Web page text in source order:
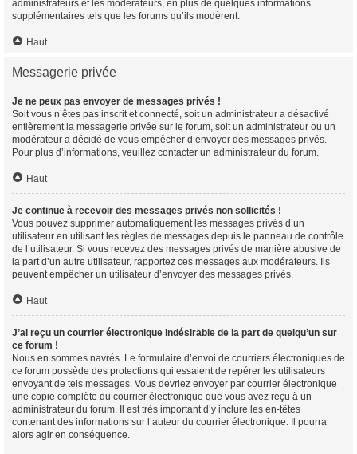
administrateurs et les modérateurs, en plus de quelques informations
supplémentaires tels que les forums qu’ils modèrent.
Haut
Messagerie privée
Je ne peux pas envoyer de messages privés !
Soit vous n’êtes pas inscrit et connecté, soit un administrateur a désactivé
entièrement la messagerie privée sur le forum, soit un administrateur ou un
modérateur a décidé de vous empêcher d’envoyer des messages privés.
Pour plus d’informations, veuillez contacter un administrateur du forum.
Haut
Je continue à recevoir des messages privés non sollicités !
Vous pouvez supprimer automatiquement les messages privés d’un
utilisateur en utilisant les règles de messages depuis le panneau de contrôle
de l’utilisateur. Si vous recevez des messages privés de manière abusive de
la part d’un autre utilisateur, rapportez ces messages aux modérateurs. Ils
peuvent empêcher un utilisateur d’envoyer des messages privés.
Haut
J’ai reçu un courrier électronique indésirable de la part de quelqu’un sur
ce forum !
Nous en sommes navrés. Le formulaire d’envoi de courriers électroniques de
ce forum possède des protections qui essaient de repérer les utilisateurs
envoyant de tels messages. Vous devriez envoyer par courrier électronique
une copie complète du courrier électronique que vous avez reçu à un
administrateur du forum. Il est très important d’y inclure les en-têtes
contenant des informations sur l’auteur du courrier électronique. Il pourra
alors agir en conséquence.